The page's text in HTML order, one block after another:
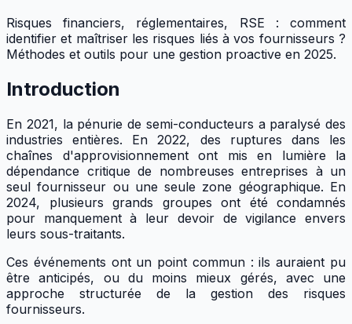
Risques financiers, réglementaires, RSE : comment
identifier et maîtriser les risques liés à vos fournisseurs ?
Méthodes et outils pour une gestion proactive en 2025.
Introduction
En 2021, la pénurie de semi-conducteurs a paralysé des
industries entières. En 2022, des ruptures dans les
chaînes d'approvisionnement ont mis en lumière la
dépendance critique de nombreuses entreprises à un
seul fournisseur ou une seule zone géographique. En
2024, plusieurs grands groupes ont été condamnés
pour manquement à leur devoir de vigilance envers
leurs sous-traitants.
Ces événements ont un point commun : ils auraient pu
être anticipés, ou du moins mieux gérés, avec une
approche structurée de la gestion des risques
fournisseurs.